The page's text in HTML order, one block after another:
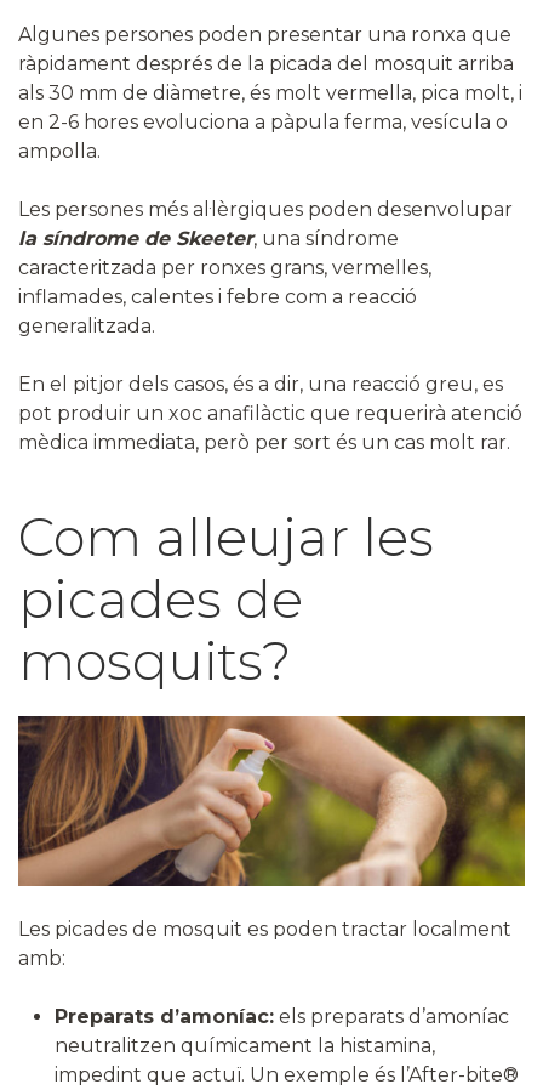
Algunes persones poden presentar una ronxa que
ràpidament després de la picada del mosquit arriba
als 30 mm de diàmetre, és molt vermella, pica molt, i
en 2-6 hores evoluciona a pàpula ferma, vesícula o
ampolla.
Les persones més al·lèrgiques poden desenvolupar
la síndrome de Skeeter, una síndrome
caracteritzada per ronxes grans, vermelles,
inflamades, calentes i febre com a reacció
generalitzada.
En el pitjor dels casos, és a dir, una reacció greu, es
pot produir un xoc anafilàctic que requerirà atenció
mèdica immediata, però per sort és un cas molt rar.
Com alleujar les
picades de
mosquits?
Les picades de mosquit es poden tractar localment
amb:
Preparats d’amoníac: els preparats d’amoníac
neutralitzen químicament la histamina,
impedint que actuï. Un exemple és l’After-bite®